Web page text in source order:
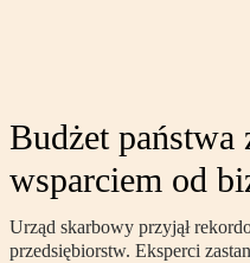
Budżet
wsparciem od
Urząd skarbowy przyjął
przedsiębiorstw. Eksperci